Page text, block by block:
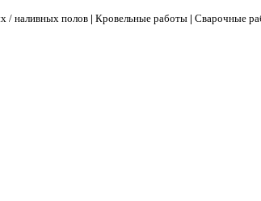
/ наливных полов | Кровельные работы | Сварочные